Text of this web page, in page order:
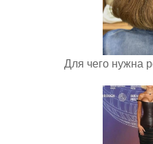
Для чего нужна